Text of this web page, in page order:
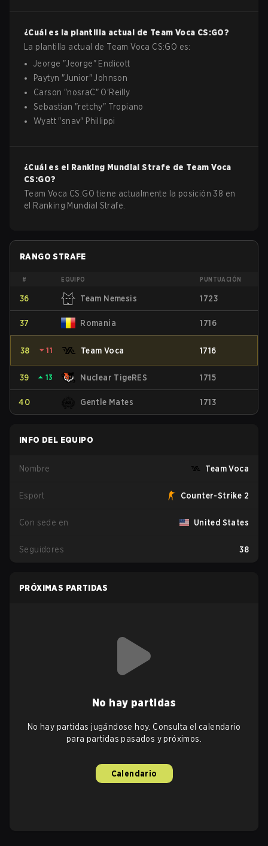
¿Cuál es la plantilla actual de Team Voca CS:GO?
La plantilla actual de Team Voca CS:GO es:
Jeorge "Jeorge" Endicott
Paytyn "Junior"Johnson
Carson "nosraC" O'Reilly
Sebastian "retchy" Tropiano
Wyatt "snav" Phillippi
¿Cuál es el Ranking Mundial Strafe de Team Voca
CS:GO?
Team Voca CS:GO tiene actualmente la posición 38 en
el Ranking Mundial Strafe.
RANGO STRAFE
# EQUIPO PUNTUACIÓN
36 Team Nemesis 1723
37 Romania 1716
38 ⏷ 11 Team Voca 1716
39 ⏶ 13 Nuclear TigeRES 1715
40 Gentle Mates 1713
INFO DEL EQUIPO
Nombre Team Voca
Esport Counter-Strike 2
Con sede en United States
Seguidores 38
PRÓXIMAS PARTIDAS
No hay partidas
No hay partidas jugándose hoy. Consulta el calendario
para partidas pasados y próximos.
Calendario